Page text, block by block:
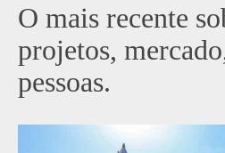
projetos,
pessoas.